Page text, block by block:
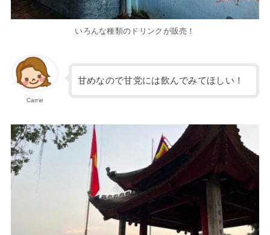
いろんな種類のドリンクが販売！
Carrie
甘めなので甘党には飲んでみてほしい！